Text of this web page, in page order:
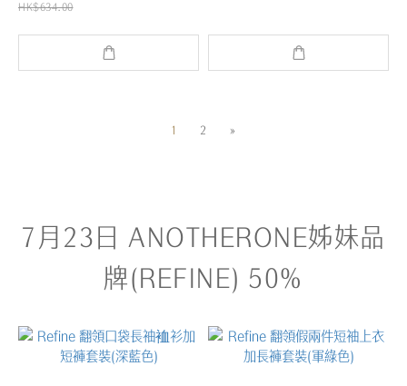
HK$634.00
1 2 »
7月23日 ANOTHERONE姊妹品
牌(REFINE) 50%